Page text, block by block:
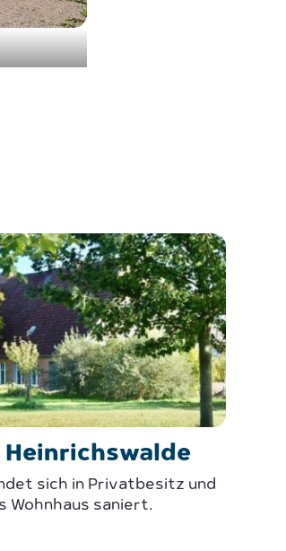
Heinrichswalde
sich in Privatbesitz und
Wohnhaus saniert.